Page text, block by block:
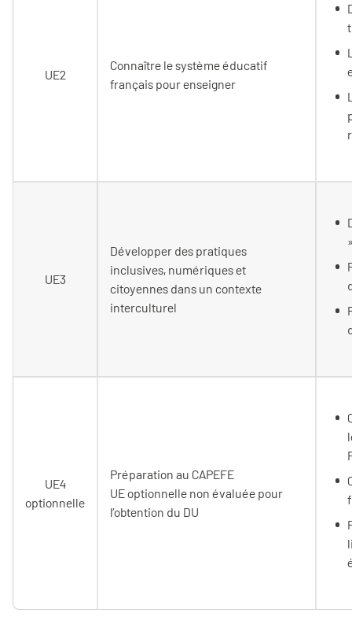
UE2
Connaître le système éducatif
français pour enseigner
UE3
Développer des pratiques
inclusives, numériques et
citoyennes dans un contexte
interculturel
UE4
optionnelle
Préparation au CAPEFE
UE optionnelle non évaluée pour
l’obtention du DU